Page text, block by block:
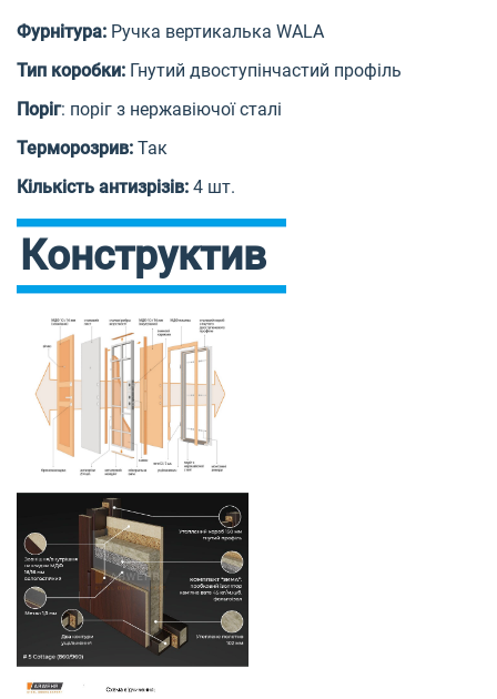
Фурнітура: Ручка вертикалька WALA
Тип коробки: Гнутий двоступінчастий профіль
Поріг: поріг з нержавіючої сталі
Терморозрив: Так
Кількість антизрізів: 4 шт.
Конструктив